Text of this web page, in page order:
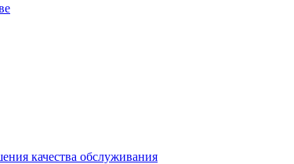
качества обслуживания